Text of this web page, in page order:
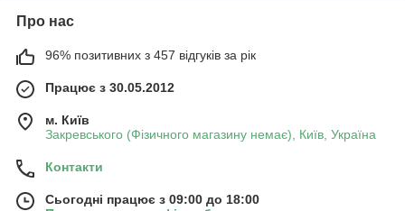
Про нас
96% позитивних з 457 відгуків за рік
Працює з 30.05.2012
м. Київ
Закревського (Фізичного магазину немає), Київ, Україна
Контакти
Сьогодні працює з 09:00 до 18:00